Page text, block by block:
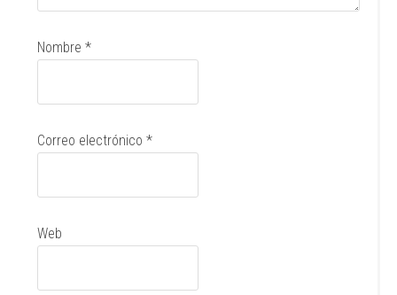
Nombre*
Correo electrónico*
Web